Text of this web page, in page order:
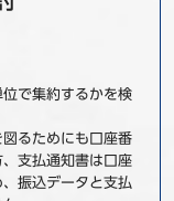
で集約するかを検
るためにも口座番
支払通知書は口座
振込データと支払